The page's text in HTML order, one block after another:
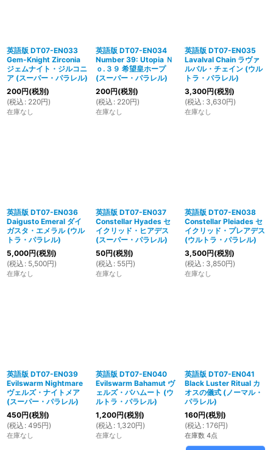
英語版 DT07-EN033
Gem-Knight Zirconia
ジェムナイト・ジルコニ
ア (スーパー・パラレル)
200円(税別)
(税込 : 220円)
在庫なし
英語版 DT07-EN034
Number 39: Utopia Ｎ
ｏ.３９ 希望皇ホープ
(スーパー・パラレル)
200円(税別)
(税込 : 220円)
在庫なし
英語版 DT07-EN035
Lavalval Chain ラヴァ
ルバル・チェイン (ウル
トラ・パラレル)
3,300円(税別)
(税込 : 3,630円)
在庫なし
英語版 DT07-EN036
Daigusto Emeral ダイ
ガスタ・エメラル (ウル
トラ・パラレル)
5,000円(税別)
(税込 : 5,500円)
在庫なし
英語版 DT07-EN037
Constellar Hyades セ
イクリッド・ヒアデス
(スーパー・パラレル)
50円(税別)
(税込 : 55円)
在庫なし
英語版 DT07-EN038
Constellar Pleiades セ
イクリッド・プレアデス
(ウルトラ・パラレル)
3,500円(税別)
(税込 : 3,850円)
在庫なし
英語版 DT07-EN039
Evilswarm Nightmare
ヴェルズ・ナイトメア
(スーパー・パラレル)
450円(税別)
(税込 : 495円)
在庫なし
英語版 DT07-EN040
Evilswarm Bahamut ヴ
ェルズ・バハムート (ウ
ルトラ・パラレル)
1,200円(税別)
(税込 : 1,320円)
在庫なし
英語版 DT07-EN041
Black Luster Ritual カ
オスの儀式 (ノーマル・
パラレル)
160円(税別)
(税込 : 176円)
在庫数 4点